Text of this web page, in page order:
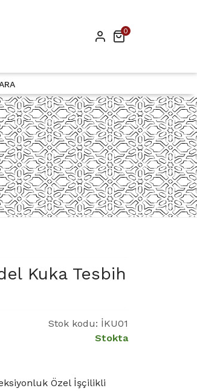
0
Kuka Tesbih
Stok kodu: İKU01
Stokta
Özel İşçilikli